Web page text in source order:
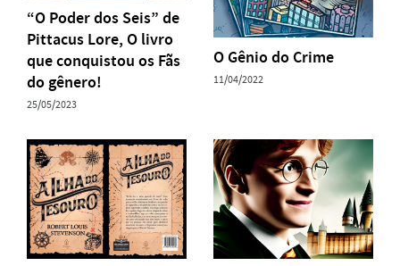
“O Poder dos Seis” de
Pittacus Lore, O livro
que conquistou os Fãs
do gênero!
25/05/2023
O Gênio do Crime
11/04/2022